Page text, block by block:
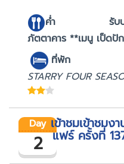
ค่ำ รับประท
ภัตตาคาร **เมนู เป็ดปั
ที่พัก
STARRY FOUR
Day
2
เข้าชมเข้าชมง
แฟร์ ครั้งที่